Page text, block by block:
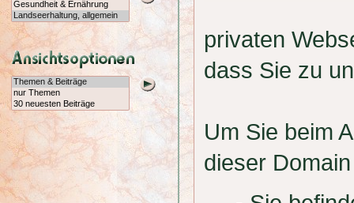
privaten
dass Sie zu
Um Sie beim
dieser